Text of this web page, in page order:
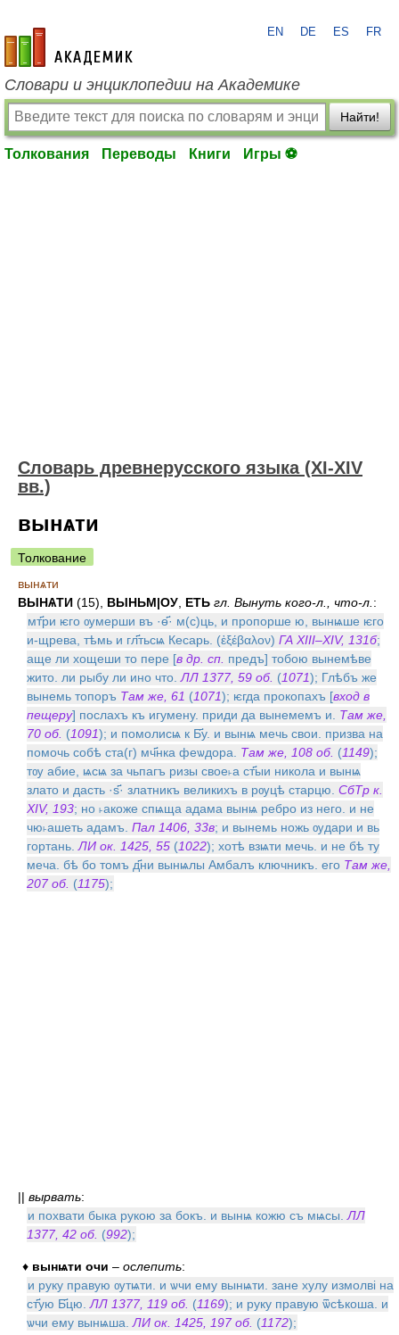
academic.ru
EN DE ES FR
Словари и энциклопедии на Академике
Найти!
Толкования Переводы Книги Игры ⚽
Словарь древнерусского языка (XI-XIV
вв.)
вынѧти
Толкование
вынѧти
ВЫНѦТИ (15), ВЫНЬМ|ОУ ЕТЬ гл. Вынуть кого-л., что-л. :
мт҃ри ѥго ѹмерши въ ·ѳ҃· м(с)ць, и пропорше ю, вынѩше ѥго
и-щрева, тѣмь и гл҃тьсѩ Кесарь. (ἐξέβαλον) ГА ХIII–XIV, 131б;
аще ли хощеши то пере [в др. сп. предъ] тобою вынемѣве
жито. ли рыбу ли ино что. ЛЛ 1377, 59 об. (1071); Глѣбъ же
вынемь топоръ Там же, 61 (1071); ѥгда прокопахъ [вход в
пещеру] послахъ къ игумену. приди да вынемемъ и. Там же,
70 об. (1091); и помолисѩ к Б҃у. и вынѩ мечь свои. призва на
помочь собѣ ста(г) мч҃нка феѡдора. Там же, 108 об. (1149);
тѹ абие, ѩсѩ за чьпагъ ризы свое˫а ст҃ыи никола и вынѩ
злато и дасть ·ѕ҃· златникъ великихъ в рѹцѣ старцю. СбТр к.
XIV, 193; но ˫акоже спѩща адама вынѩ ребро из него. и не
чю˫ашеть адамъ. Пал 1406, 33в; и вынемь ножь ѹдари и вь
гортань. ЛИ ок. 1425, 55 (1022); хотѣ взѩти мечь. и не бѣ ту
меча. бѣ бо томъ д҃ни вынѩлы Амбалъ ключникъ. его Там же,
207 об. (1175);
|| вырвать:
и похвати быка рукою за бокъ. и вынѩ кожю съ мѩсы. ЛЛ
1377, 42 об. (992);
♦ вынѩти очи – ослепить:
и руку правую ѹтѩти. и ѡчи ему вынѩти. зане хулу измолві на
ст҃ую Б҃цю. ЛЛ 1377, 119 об. (1169); и руку правую ѿсѣкоша. и
ѡчи ему вынѩша. ЛИ ок. 1425, 197 об. (1172);